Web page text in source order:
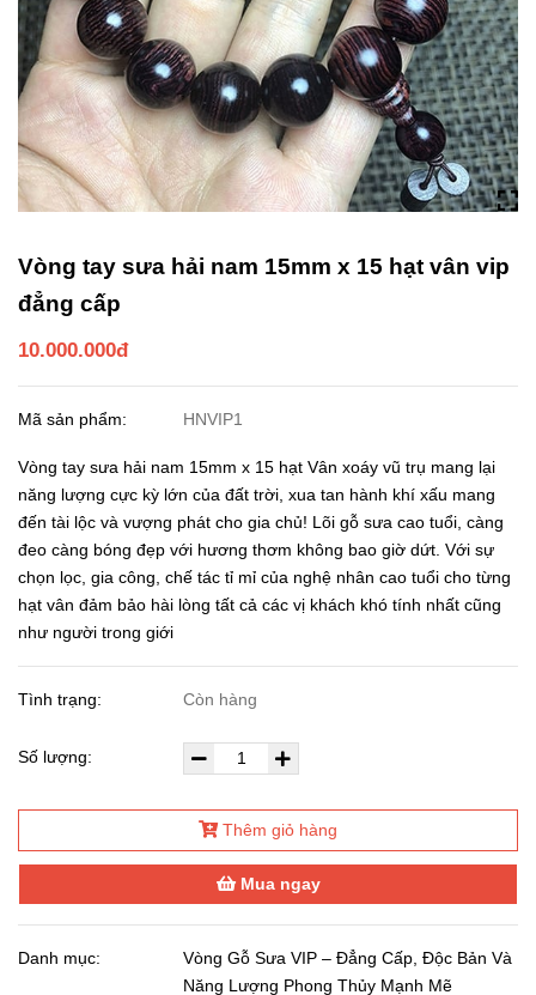
Vòng tay sưa hải nam 15mm x 15 hạt vân vip
đẳng cấp
10.000.000đ
Mã sản phẩm: HNVIP1
Vòng tay sưa hải nam 15mm x 15 hạt Vân xoáy vũ trụ mang lại
năng lượng cực kỳ lớn của đất trời, xua tan hành khí xấu mang
đến tài lộc và vượng phát cho gia chủ! Lõi gỗ sưa cao tuổi, càng
đeo càng bóng đẹp với hương thơm không bao giờ dứt. Với sự
chọn lọc, gia công, chế tác tỉ mỉ của nghệ nhân cao tuổi cho từng
hạt vân đảm bảo hài lòng tất cả các vị khách khó tính nhất cũng
như người trong giới
Tình trạng: Còn hàng
Số lượng:
Thêm giỏ hàng
Mua ngay
Danh mục:
Vòng Gỗ Sưa VIP – Đẳng Cấp, Độc Bản Và
Năng Lượng Phong Thủy Mạnh Mẽ